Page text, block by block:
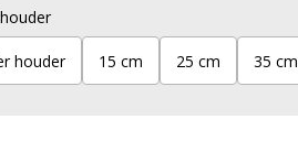
houder 15 cm 25 cm 35 cm